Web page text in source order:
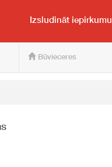
un pārdevējam
Izsludināt iepirkumu
Būvieceres